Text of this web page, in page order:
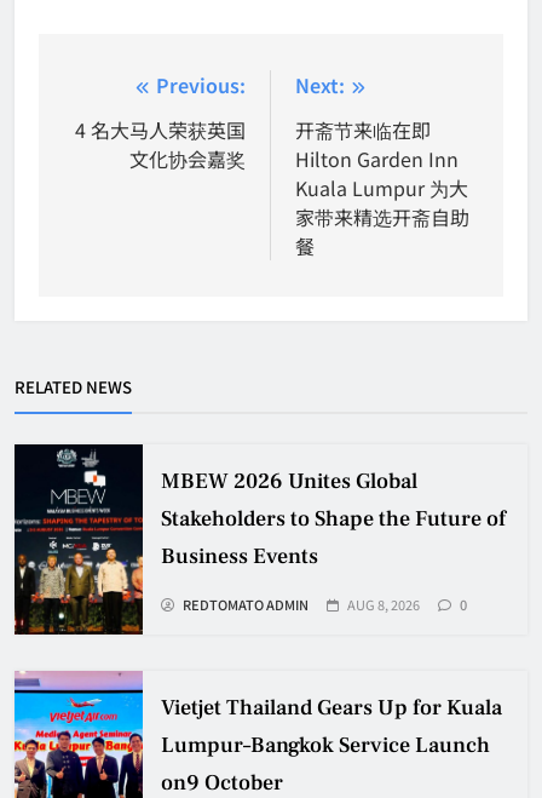
navigation
Previous:
4 名大马人荣获英国
文化协会嘉奖
Next:
开斋节来临在即
Hilton Garden Inn
Kuala Lumpur 为大
家带来精选开斋自助
餐
RELATED NEWS
MBEW 2026 Unites Global
Stakeholders to Shape the Future of
Business Events
REDTOMATO ADMIN AUG 8, 2026 0
Vietjet Thailand Gears Up for Kuala
Lumpur–Bangkok Service Launch
on9 October